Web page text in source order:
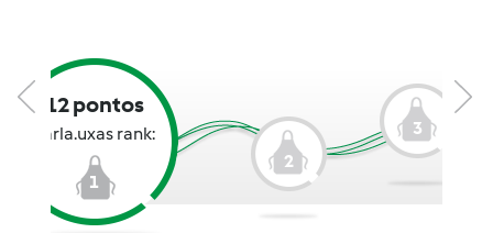
12 pontos
carla.uxas rank:
1
2
3